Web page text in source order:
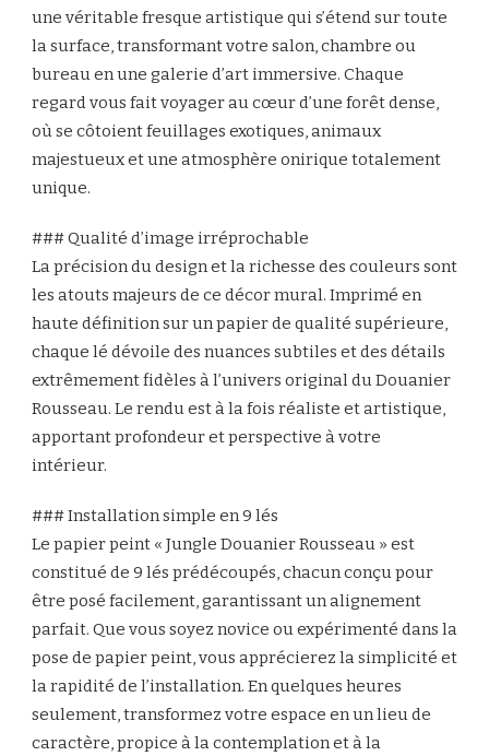
une véritable fresque artistique qui s’étend sur toute
la surface, transformant votre salon, chambre ou
bureau en une galerie d’art immersive. Chaque
regard vous fait voyager au cœur d’une forêt dense,
où se côtoient feuillages exotiques, animaux
majestueux et une atmosphère onirique totalement
unique.
### Qualité d’image irréprochable
La précision du design et la richesse des couleurs sont
les atouts majeurs de ce décor mural. Imprimé en
haute définition sur un papier de qualité supérieure,
chaque lé dévoile des nuances subtiles et des détails
extrêmement fidèles à l’univers original du Douanier
Rousseau. Le rendu est à la fois réaliste et artistique,
apportant profondeur et perspective à votre
intérieur.
### Installation simple en 9 lés
Le papier peint « Jungle Douanier Rousseau » est
constitué de 9 lés prédécoupés, chacun conçu pour
être posé facilement, garantissant un alignement
parfait. Que vous soyez novice ou expérimenté dans la
pose de papier peint, vous apprécierez la simplicité et
la rapidité de l’installation. En quelques heures
seulement, transformez votre espace en un lieu de
caractère, propice à la contemplation et à la